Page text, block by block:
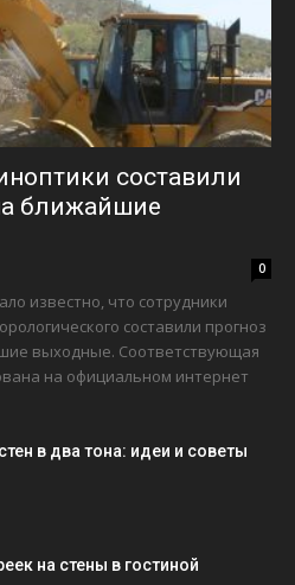
составили
ближайшие
0
известно, что сотрудники
составили прогноз
выходные. Соответствующая
на официальном интернет
в два тона: идеи и советы
на стены в гостиной